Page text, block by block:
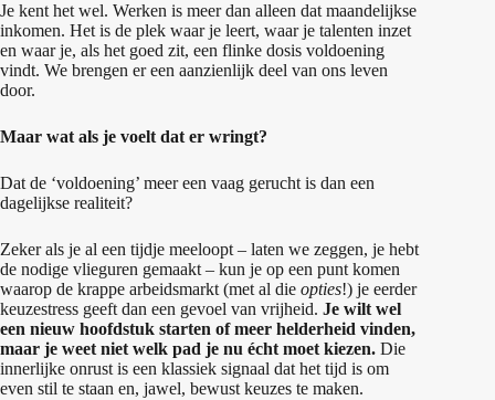
Je kent het wel. Werken is meer dan alleen dat maandelijkse
inkomen. Het is de plek waar je leert, waar je talenten inzet
en waar je, als het goed zit, een flinke dosis voldoening
vindt. We brengen er een aanzienlijk deel van ons leven
door.
Maar wat als je voelt dat er wringt?
Dat de ‘voldoening’ meer een vaag gerucht is dan een
dagelijkse realiteit?
Zeker als je al een tijdje meeloopt – laten we zeggen, je hebt
de nodige vlieguren gemaakt – kun je op een punt komen
waarop de krappe arbeidsmarkt (met al die opties!) je eerder
keuzestress geeft dan een gevoel van vrijheid. Je wilt wel
een nieuw hoofdstuk starten of meer helderheid vinden,
maar je weet niet welk pad je nu écht moet kiezen. Die
innerlijke onrust is een klassiek signaal dat het tijd is om
even stil te staan en, jawel, bewust keuzes te maken.